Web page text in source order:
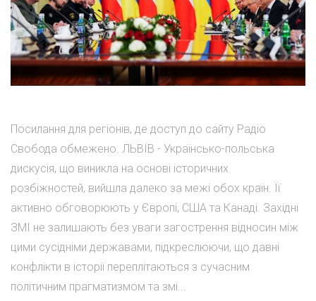
Посилання для регіонів, де доступ до сайту Радіо
Свобода обмежено. ЛЬВІВ - Українсько-польська
дискусія, що виникла на основі історичних
розбіжностей, вийшла далеко за межі обох країн. Її
активно обговорюють у Європі, США та Канаді. Західні
ЗМІ не залишають без уваги загострення відносин між
цими сусідніми державами, підкреслюючи, що давні
конфлікти в історії переплітаються з сучасним
політичним прагматизмом та змі...